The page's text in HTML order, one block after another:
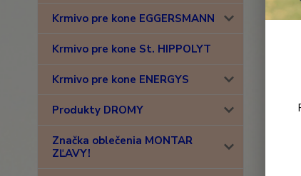
Krmivo pre kone EGGERSMANN
Krmivo pre kone St. HIPPOLYT
Krmivo pre kone ENERGYS
Produkty DROMY
Značka oblečenia MONTAR
ZĽAVY!